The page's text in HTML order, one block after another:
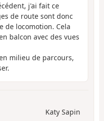
j'ai fait ce
de route sont donc
de locomotion. Cela
balcon avec des vues
milieu de parcours,
Katy Sapin